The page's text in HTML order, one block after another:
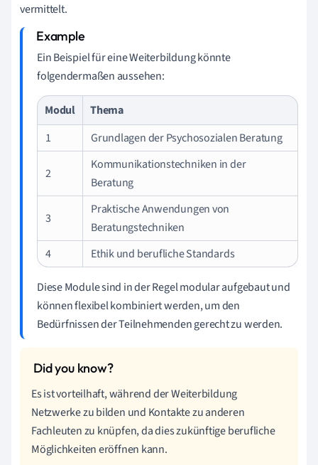
vermittelt.
Ein Beispiel für eine Weiterbildung könnte
folgendermaßen aussehen:
Modul
Thema
1
Grundlagen der Psychosozialen Beratung
2
Kommunikationstechniken in der
Beratung
3
Praktische Anwendungen von
Beratungstechniken
4
Ethik und berufliche Standards
Diese Module sind in der Regel modular aufgebaut und
können flexibel kombiniert werden, um den
Bedürfnissen der Teilnehmenden gerecht zu werden.
Es ist vorteilhaft, während der Weiterbildung
Netzwerke zu bilden und Kontakte zu anderen
Fachleuten zu knüpfen, da dies zukünftige berufliche
Möglichkeiten eröffnen kann.